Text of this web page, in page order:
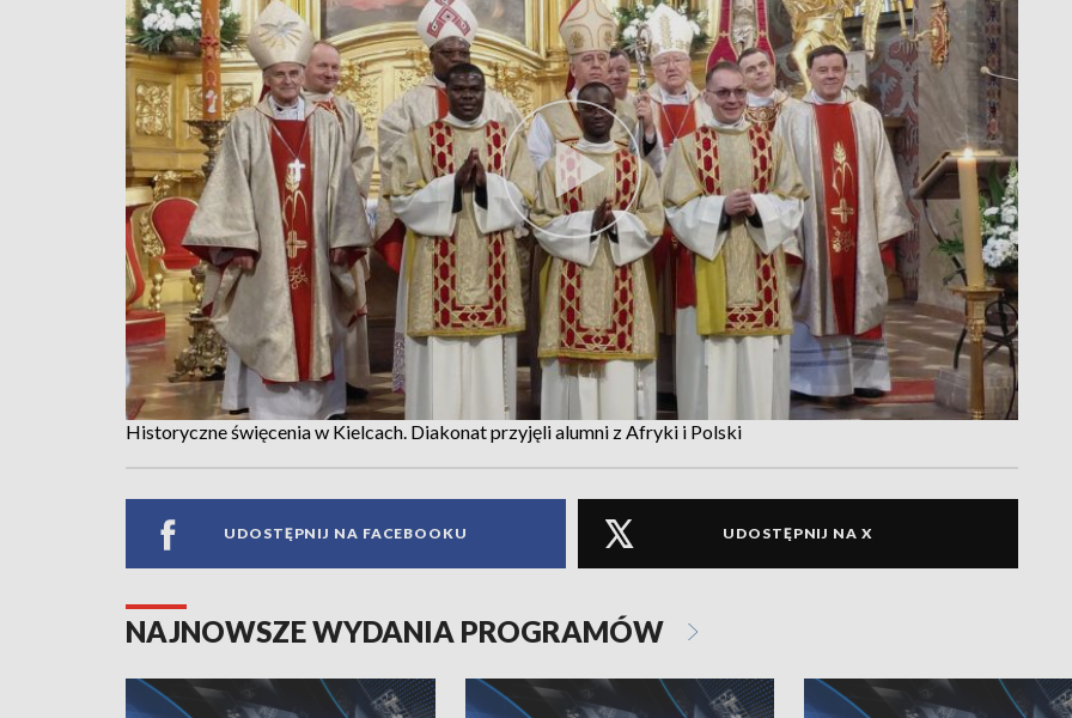
Historyczne święcenia w Kielcach. Diakonat przyjęli alumni z Afryki i Polski
UDOSTĘPNIJ NA FACEBOOKU UDOSTĘPNIJ NA X
NAJNOWSZE WYDANIA PROGRAMÓW